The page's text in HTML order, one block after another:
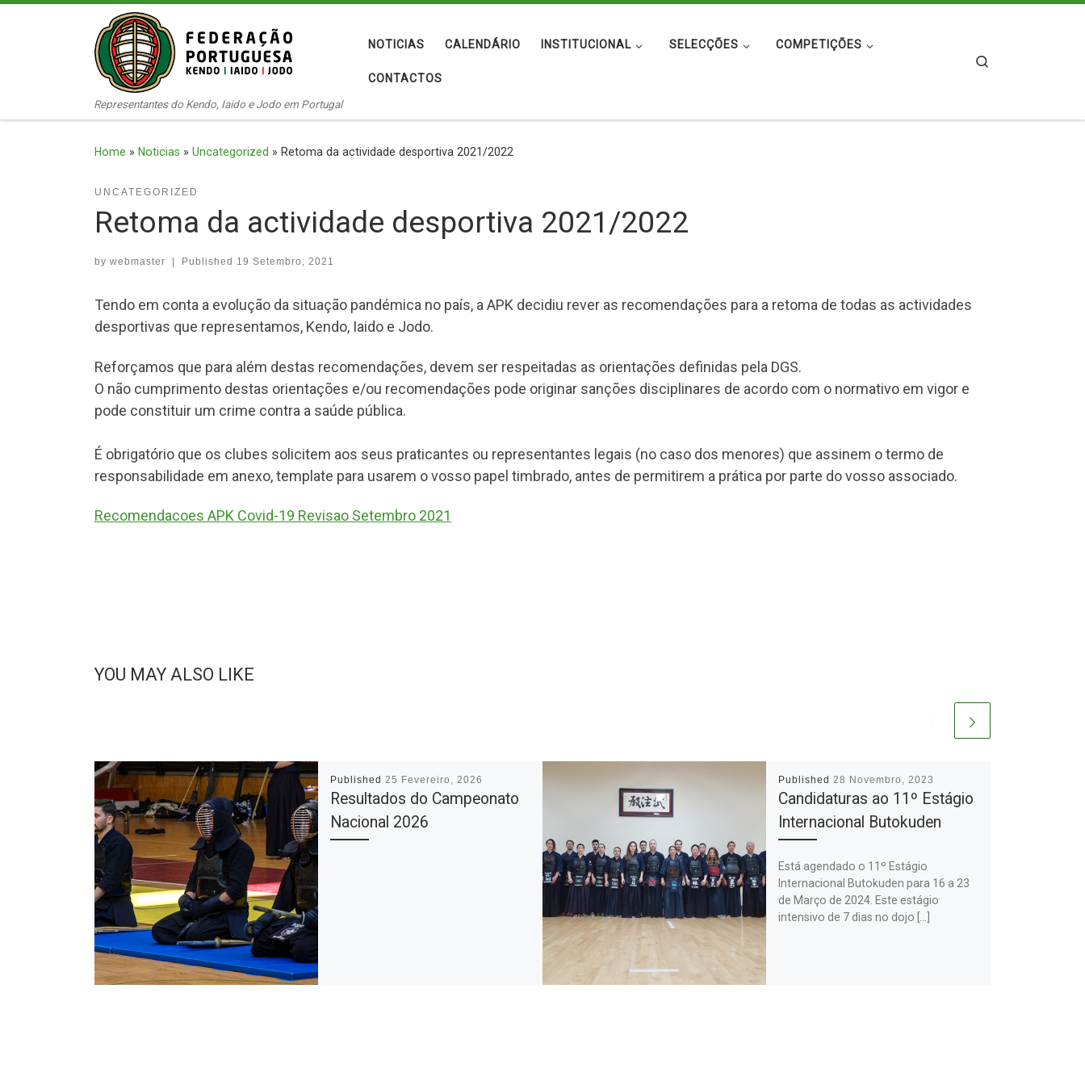
Representantes do Kendo, Iaido e Jodo em Portugal
NOTICIAS CALENDÁRIO INSTITUCIONAL SELECÇÕES COMPETIÇÕES
CONTACTOS
Home » Noticias » Uncategorized » Retoma da actividade desportiva 2021/2022
UNCATEGORIZED
Retoma da actividade desportiva 2021/2022
by webmaster Published 19 Setembro, 2021
Tendo em conta a evolução da situação pandémica no país, a APK decidiu rever as recomendações para a retoma de todas as actividades
desportivas que representamos, Kendo, Iaido e Jodo.
Reforçamos que para além destas recomendações, devem ser respeitadas as orientações definidas pela DGS.
O não cumprimento destas orientações e/ou recomendações pode originar sanções disciplinares de acordo com o normativo em vigor e
pode constituir um crime contra a saúde pública.
É obrigatório que os clubes solicitem aos seus praticantes ou representantes legais (no caso dos menores) que assinem o termo de
responsabilidade em anexo, template para usarem o vosso papel timbrado, antes de permitirem a prática por parte do vosso associado.
Recomendacoes APK Covid-19 Revisao Setembro 2021
YOU MAY ALSO LIKE
Published 25 Fevereiro, 2026
Resultados do Campeonato
Nacional 2026
Published 28 Novembro, 2023
Candidaturas ao 11º Estágio
Internacional Butokuden
Está agendado o 11º Estágio
Internacional Butokuden para 16 a 23
de Março de 2024. Este estágio
intensivo de 7 dias no dojo […]